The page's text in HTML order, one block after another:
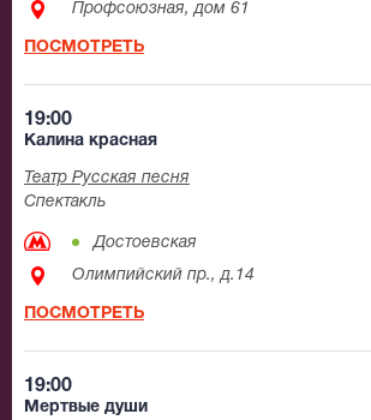
Профсоюзная, дом 61
ПОСМОТРЕТЬ
19:00
Калина красная
Театр Русская песня
Спектакль
Достоевская
Олимпийский пр., д.14
ПОСМОТРЕТЬ
19:00
Мертвые души